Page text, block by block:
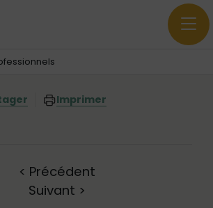
des cookies
Imprimer
< Précédent
Suivant >